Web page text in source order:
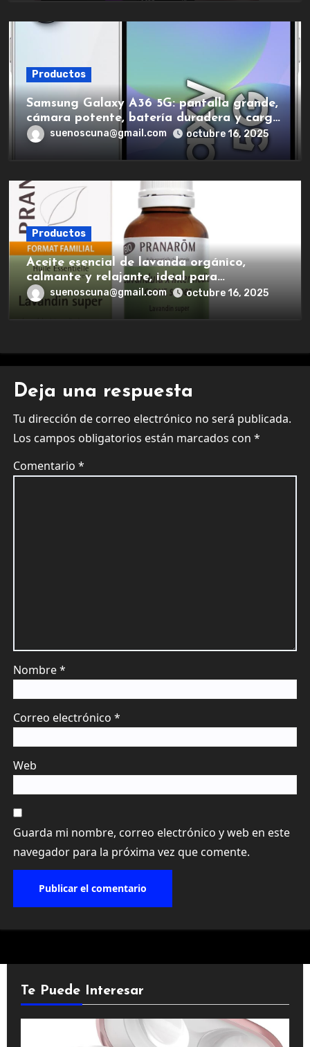
Productos
Samsung Galaxy A36 5G: pantalla grande,
cámara potente, batería duradera y carga
rápida para una experiencia premium.
suenoscuna@gmail.com octubre 16, 2025
Productos
Aceite esencial de lavanda orgánico,
calmante y relajante, ideal para
aromaterapia.
suenoscuna@gmail.com octubre 16, 2025
Deja una respuesta
Tu dirección de correo electrónico no será publicada.
Los campos obligatorios están marcados con*
Comentario*
Nombre*
Correo electrónico*
Web
Guarda mi nombre, correo electrónico y web en este
navegador para la próxima vez que comente.
Te Puede Interesar